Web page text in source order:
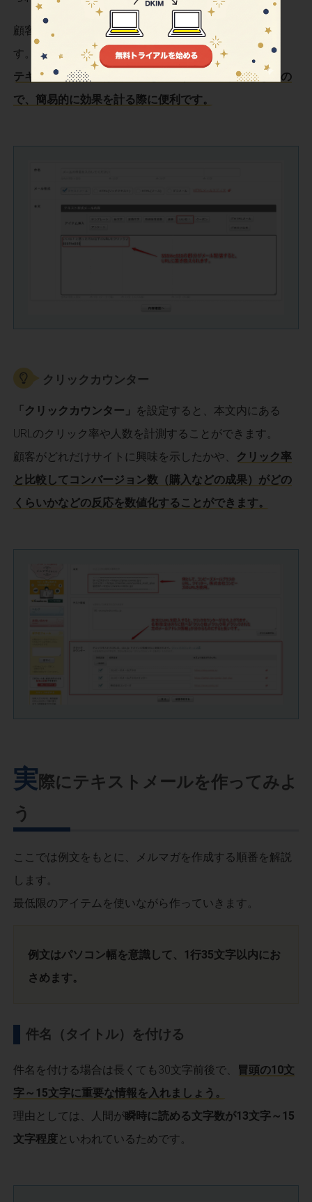
顧客がクリックすると、いいねを受けることができま
す。
テキストメールでは開封率を計測することができないの
で、簡易的に効果を計る際に便利です。
クリックカウンター
「クリックカウンター」 を設定すると、本文内にある
URLのクリック率や人数を計測することができます。
顧客がどれだけサイトに興味を示したかや、 クリック率
と比較してコンバージョン数（購入などの成果）がどの
くらいかなどの反応を数値化することができます。
実際にテキストメールを作ってみよ
う
ここでは例文をもとに、メルマガを作成する順番を解説
します。
最低限のアイテムを使いながら作っていきます。
例文はパソコン幅を意識して、1行35文字以内にお
さめます。
件名（タイトル）を付ける
件名を付ける場合は長くても30文字前後で、 冒頭の10文
字～15文字に重要な情報を入れましょう。
理由としては、人間が瞬時に読める文字数が13文字～15
文字程度といわれているためです。